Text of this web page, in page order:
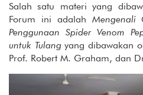
Salah satu materi yang
Forum ini adalah Mengenali
Penggunaan Spider Venom
untuk Tulangyang dibawakan
Prof. Robert M. Graham, dan